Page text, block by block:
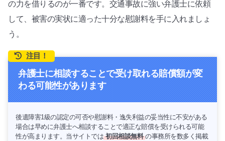
の力を借りるのが一番です。交通事故に強い弁護士に依頼
して、被害の実状に適った十分な慰謝料を手に入れましょ
う。
注目！
弁護士に相談することで受け取れる賠償額が変
わる可能性があります
後遺障害1級の認定の可否や慰謝料・逸失利益の妥当性に不安がある
場合は早めに弁護士へ相談することで適正な賠償を受けられる可能
性が高まります。当サイトでは 初回相談無料 の事務所を数多く掲載